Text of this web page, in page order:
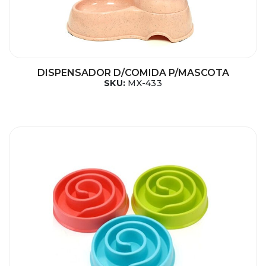
DISPENSADOR D/COMIDA P/MASCOTA
SKU: MX-433